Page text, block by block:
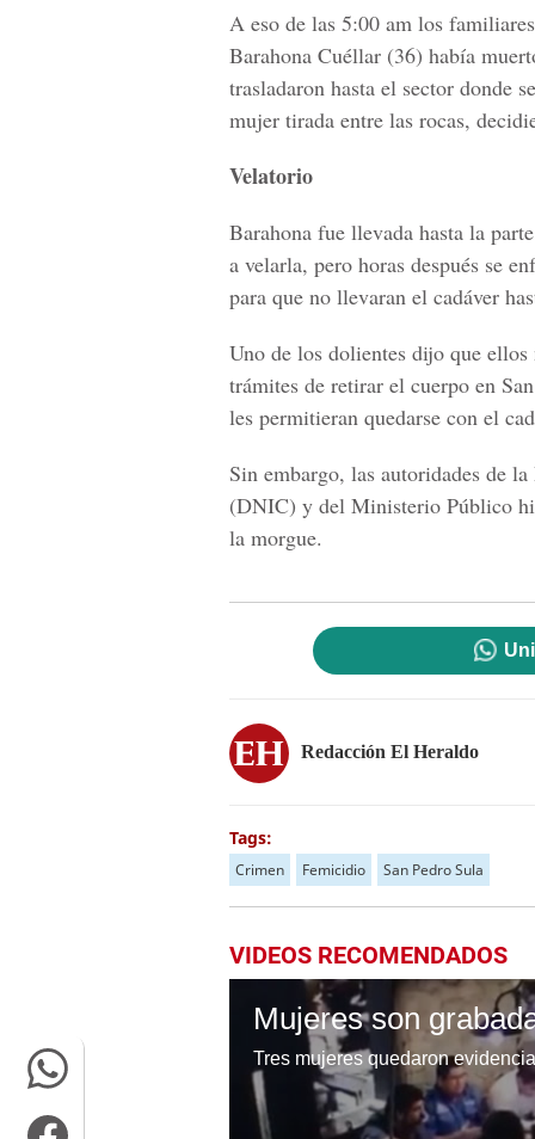
A eso de las 5:00 am los
Barahona Cuéllar (36) había
trasladaron hasta el sector donde
mujer tirada entre las rocas,
Velatorio
Barahona fue llevada hasta la
a velarla, pero horas después se
para que no llevaran el cadáver
Uno de los dolientes dijo que
trámites de retirar el cuerpo en
les permitieran quedarse con el
Sin embargo, las autoridades de
(DNIC) y del Ministerio Público
la morgue.
Redacción El Heraldo
Tags:
Crimen Femicidio San Pedro Sula
VIDEOS RECOMENDADOS